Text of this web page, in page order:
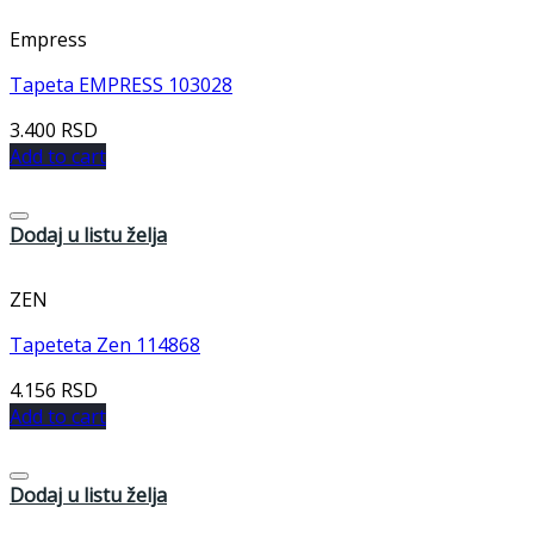
Empress
Tapeta EMPRESS 103028
3.400 RSD
Add to cart
Dodaj u listu želja
ZEN
Tapeteta Zen 114868
4.156 RSD
Add to cart
Dodaj u listu želja